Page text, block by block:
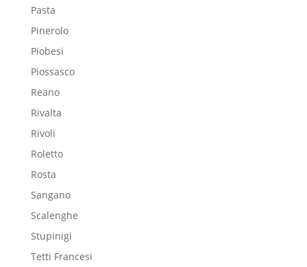
Pasta
Pinerolo
Piobesi
Piossasco
Reano
Rivalta
Rivoli
Roletto
Rosta
Sangano
Scalenghe
Stupinigi
Tetti Francesi